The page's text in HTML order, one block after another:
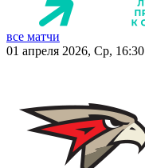
все матчи
01 апреля 2026, Ср, 16:30